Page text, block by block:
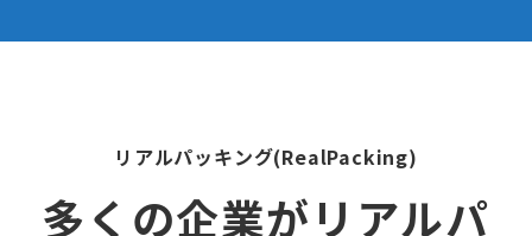
リアルパッキング(RealPacking)
多くの企業がリアルパ